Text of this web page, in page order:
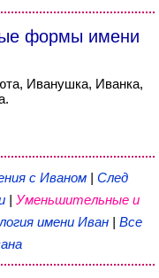
формы имени
Иванушка, Иванка,
с Иваном | След
| Уменьшительные и
имени Иван | Все